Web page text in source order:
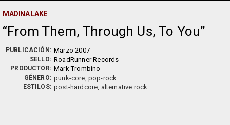
MADINA LAKE
From Them, Through Us, To You
PUBLICACIÓN: Marzo 2007
SELLO: RoadRunner Records
PRODUCTOR: Mark Trombino
GÉNERO: punk-core, pop-rock
ESTILOS: post-hardcore, alternative rock